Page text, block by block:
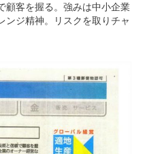
顧客を握る。強みは中小企業
ンジ精神。リスクを取りチャ